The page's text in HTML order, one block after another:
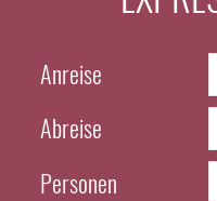
Anreise
Abreise
Personen